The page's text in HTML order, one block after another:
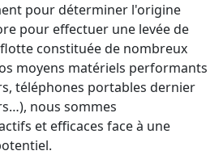
pour déterminer l'origine
pour effectuer une levée de
constituée de nombreux
moyens matériels performants
téléphones portables dernier
nous sommes
et efficaces face à une